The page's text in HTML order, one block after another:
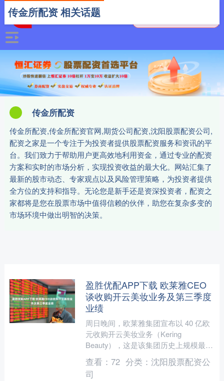
传金所配资
传金所配资,传金所配资官网,期货公司配资,沈阳股票配资公司,
配资之家是一个专注于为投资者提供股票配资服务和资讯的平
台。我们致力于帮助用户更高效地利用资金，通过专业的配资
方案和实时的市场分析，实现投资收益的最大化。网站汇集了
最新的股市动态、专家观点以及风险管理策略，为投资者提供
全方位的支持和指导。无论您是新手还是资深投资者，配资之
家都将是您在股票市场中值得信赖的伙伴，助您在复杂多变的
市场环境中做出明智的决策。
传金所配资 相关话题
盈胜优配APP下载 欧莱雅CEO
谈收购开云美妆业务及第三季度
业绩
周日晚间，欧莱雅集团宣布以 40 亿欧
元收购开云美妆业务（Kering
Beauty），这是该集团历史上规模最大
的一笔收购。时隔不到 48 小时，欧莱
雅首席执行....
查看： 72 分类： 沈阳股票配资公
司